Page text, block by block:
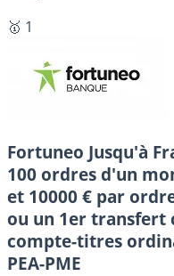
🥇 1
Fortuneo Jusqu'à
100 ordres d'un
et 10000 € par
ou un 1er transfert
compte-titres
PEA-PME